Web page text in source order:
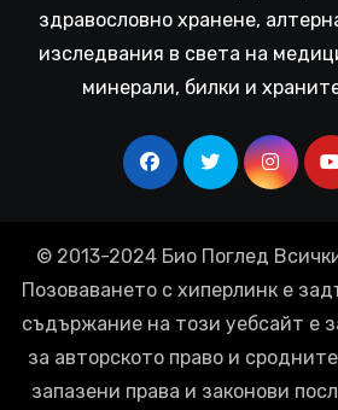
здравословно хранене,
изследвания в света на
минерали, билки и
© 2013-2024 Био Поглед
Позоваването с хиперлинк е
съдържание на този уебсайт е
за авторското право и
запазени права и законови